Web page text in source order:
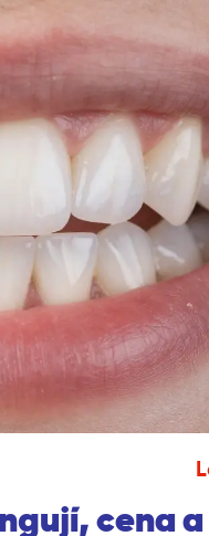
cena a